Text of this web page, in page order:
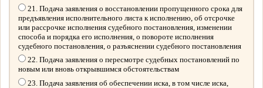
21. Подача заявления о восстановлении пропущенного срока для
предъявления исполнительного листа к исполнению, об отсрочке
или рассрочке исполнения судебного постановления, изменении
способа и порядка его исполнения, о повороте исполнения
судебного постановления, о разъяснении судебного постановления
22. Подача заявления о пересмотре судебных постановлений по
новым или вновь открывшимся обстоятельствам
23. Подача заявления об обеспечении иска, в том числе иска,